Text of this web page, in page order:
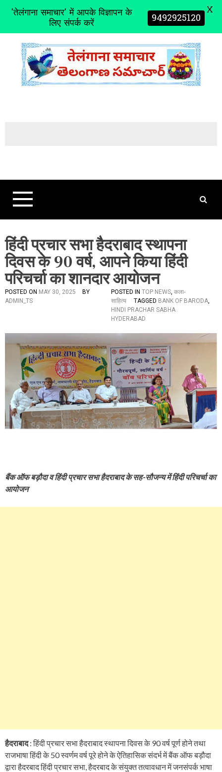
t
हिंदी प्रचार सभा हैदराबाद स्थापना
दिवस के 90 वर्ष, आपने किया हिंदी
परिचर्चा का शानदार आयोजन
POSTED ON MAY 30, 2025
BY
ADMIN_TS
POSTED IN TOP NEWS, कला-
साहित्य
TAGGED BANK OF BARODA,
HINDI PRACHAR SABHA
HYDERABAD
बैंक ऑफ बड़ौदा व हिंदी प्रचार सभा हैदराबाद के सह-सौजन्य में हिंदी परिचर्चा का
आयोजन
हैदराबाद: हिंदी प्रचार सभा हैदराबाद स्थापना दिवस के 90 वर्ष पूर्ण होने तथा
राजभाषा हिंदी के 50 स्वर्णम वर्ष पूरे होने के ऐतिहासिक संदर्भ में बैंक ऑफ बड़ौदा
द्वारा हैदरबाद हिंदी प्रचार सभा, हैदरबाद के संयुक्त तत्वावधान में जनसंपर्क भाषा
'तेलंगाना समाचार' में आपके विज्ञापन के
लिए संपर्क करें 9492925120 X